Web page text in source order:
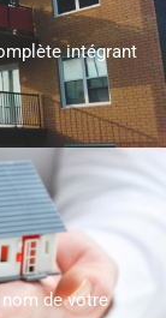
intégrant
de votre